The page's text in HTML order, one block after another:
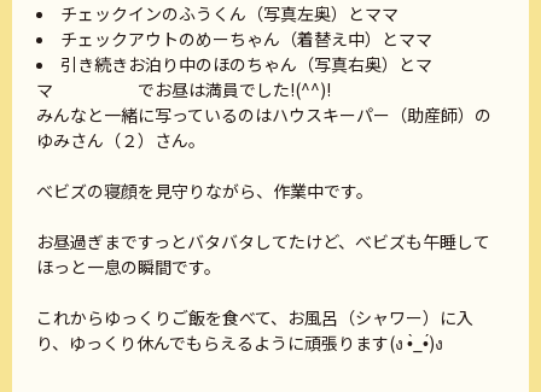
チェックインのふうくん（写真左奥）とママ
チェックアウトのめーちゃん（着替え中）とママ
引き続きお泊り中のほのちゃん（写真右奥）とマ
マ でお昼は満員でした!(^^)!
みんなと一緒に写っているのはハウスキーパー（助産師）の
ゆみさん（２）さん。
べビズの寝顔を見守りながら、作業中です。
お昼過ぎまですっとバタバタしてたけど、べビズも午睡して
ほっと一息の瞬間です。
これからゆっくりご飯を食べて、お風呂（シャワー）に入
り、ゆっくり休んでもらえるように頑張ります(ง •̀_•́)ง